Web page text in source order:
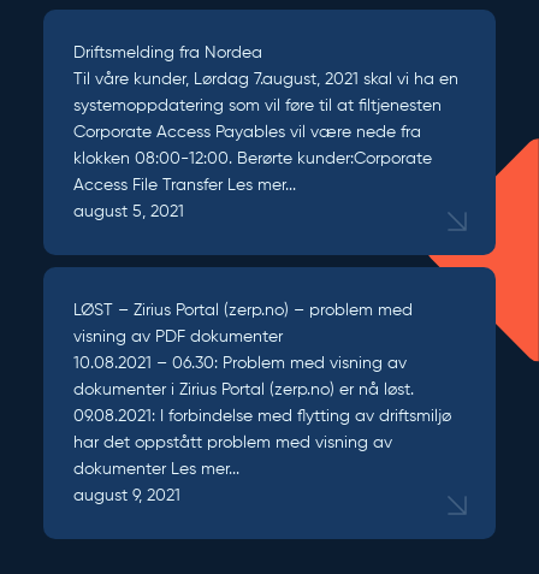
Driftsmelding fra Nordea
Til våre kunder, Lørdag 7.august, 2021 skal vi ha en
systemoppdatering som vil føre til at filtjenesten
Corporate Access Payables vil være nede fra
klokken 08:00-12:00. Berørte kunder:Corporate
Access File Transfer Les mer...
august 5, 2021
LØST – Zirius Portal (zerp.no) – problem med
visning av PDF dokumenter
10.08.2021 – 06.30: Problem med visning av
dokumenter i Zirius Portal (zerp.no) er nå løst.
09.08.2021: I forbindelse med flytting av driftsmiljø
har det oppstått problem med visning av
dokumenter Les mer...
august 9, 2021